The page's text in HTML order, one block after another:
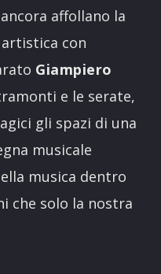
affollano la
con
Giampiero
e le serate,
gli spazi di una
musicale
musica dentro
che solo la nostra